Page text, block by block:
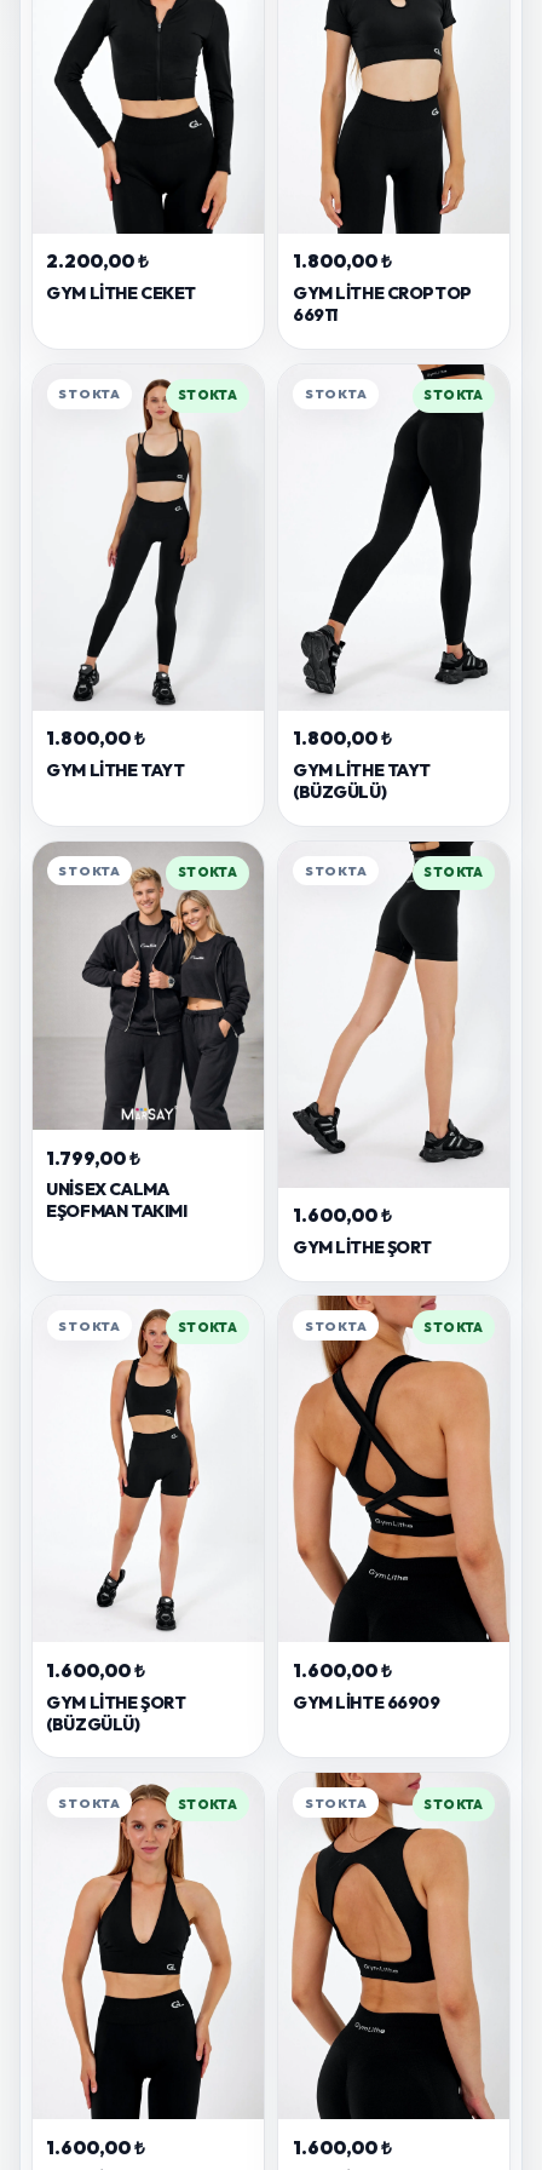
2.200,00 ₺
GYM LITHE CEKET
1.800,00 ₺
GYM LITHE CROPTOP
66911
STOKTA STOKTA
1.800,00 ₺
GYM LITHE TAYT
STOKTA STOKTA
1.800,00 ₺
GYM LITHE TAYT
(BÜZGÜLÜ)
STOKTA STOKTA
1.799,00 ₺
UNİSEX CALMA
EŞOFMAN TAKIMI
STOKTA STOKTA
1.600,00 ₺
GYM LITHE ŞORT
STOKTA STOKTA
1.600,00 ₺
GYM LITHE ŞORT
(BÜZGÜLÜ)
STOKTA STOKTA
1.600,00 ₺
GYM LIHTE 66909
STOKTA STOKTA
1.600,00 ₺
STOKTA STOKTA
1.600,00 ₺